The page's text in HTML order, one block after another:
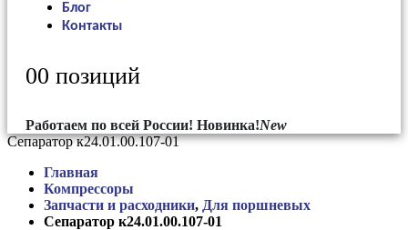
Блог
Контакты
00 позиций
Работаем по всей России! Новинка!New
Сепаратор к24.01.00.107-01
Главная
Компрессоры
Запчасти и расходники, Для поршневых
Сепаратор к24.01.00.107-01